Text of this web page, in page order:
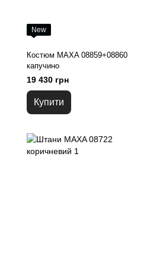
New
Костюм MAXA 08859+08860
капучино
19 430 грн
Купити